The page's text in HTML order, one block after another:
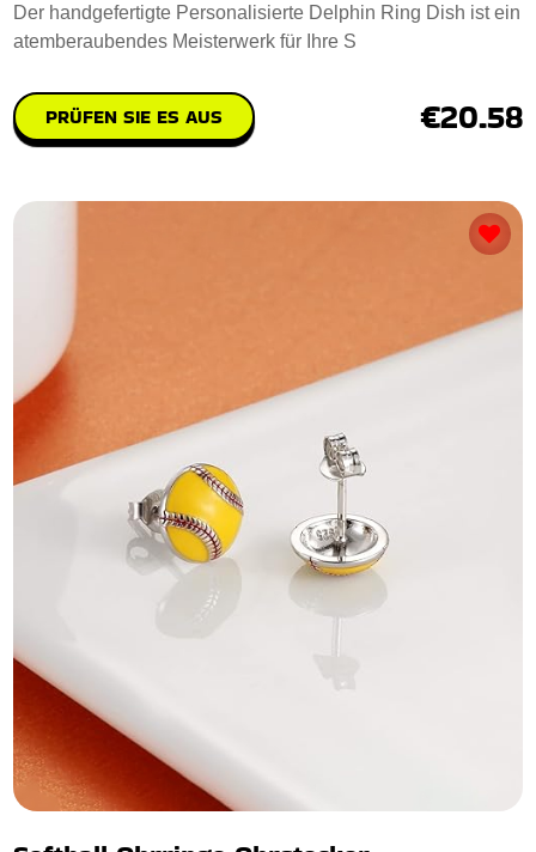
Der handgefertigte Personalisierte Delphin Ring Dish ist ein
atemberaubendes Meisterwerk für Ihre S
PRÜFEN SIE ES AUS €20.58